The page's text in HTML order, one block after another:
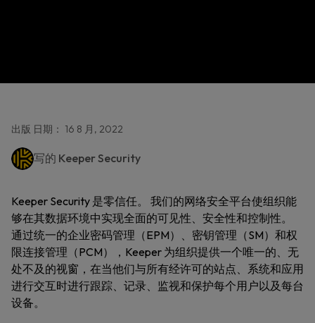
出版 日期： 16 8 月, 2022
写的 Keeper Security
Keeper Security 是零信任。 我们的网络安全平台使组织能
够在其数据环境中实现全面的可见性、安全性和控制性。
通过统一的企业密码管理（EPM）、密钥管理（SM）和权
限连接管理（PCM），Keeper 为组织提供一个唯一的、无
处不及的视窗，在当他们与所有经许可的站点、系统和应用
进行交互时进行跟踪、记录、监视和保护每个用户以及每台
设备。